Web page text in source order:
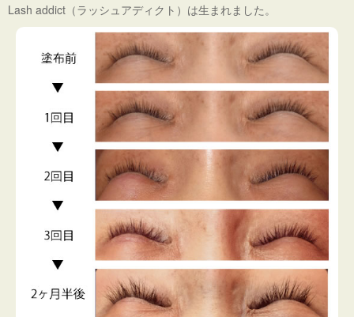
Lash addict（ラッシュアディクト）は生まれました。